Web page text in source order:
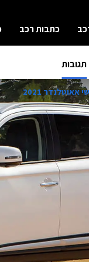
כתבות רכב
תגובות
אאוטלנדר 2021